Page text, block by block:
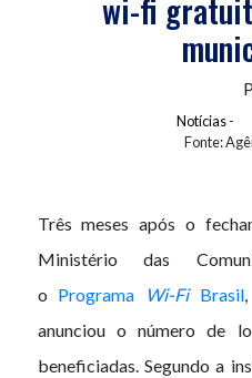
wi-fi
Notícias-
Fonte:
Três meses após o
Ministério das
o Programa Wi-FiBrasil
anunciou o número de
beneficiadas. Segundo a